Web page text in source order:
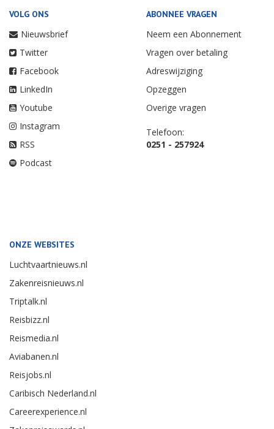
VOLG ONS
Nieuwsbrief
Twitter
Facebook
LinkedIn
Youtube
Instagram
RSS
Podcast
ABONNEE VRAGEN
Neem een Abonnement
Vragen over betaling
Adreswijziging
Opzeggen
Overige vragen
Telefoon:
0251 - 257924
ONZE WEBSITES
Luchtvaartnieuws.nl
Zakenreisnieuws.nl
Triptalk.nl
Reisbizz.nl
Reismedia.nl
Aviabanen.nl
Reisjobs.nl
Caribisch Nederland.nl
Careerexperience.nl